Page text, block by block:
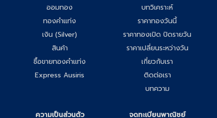
ออมทอง
ทองคำแท่ง
เงิน (Silver)
สินค้า
ซื้อขายทองคำแท่ง
Express Ausiris
บทวิเคราะห์
ราคาทองวันนี้
ราคาทองเปิด ปิดรายวัน
ราคาเปลี่ยนระหว่างวัน
เกี่ยวกับเรา
ติดต่อเรา
บทความ
ความเป็นส่วนตัว จดทะเบียนพาณิชย์